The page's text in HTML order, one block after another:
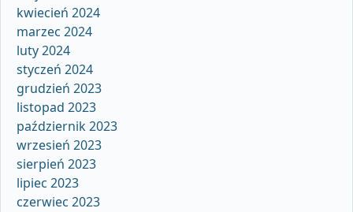
kwiecień 2024
marzec 2024
luty 2024
styczeń 2024
grudzień 2023
listopad 2023
październik 2023
wrzesień 2023
sierpień 2023
lipiec 2023
czerwiec 2023